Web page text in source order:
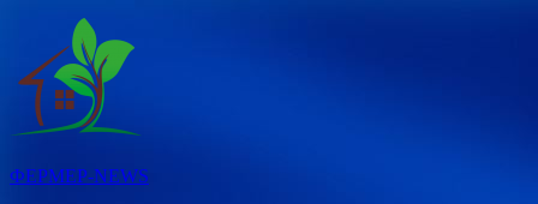
Перейти
содержимому
ФЕРМЕР-NEWS